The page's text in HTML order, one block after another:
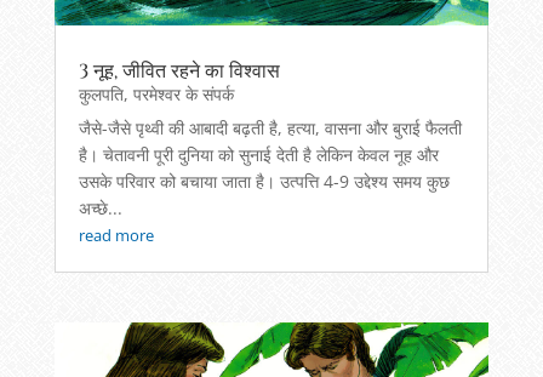
3 नूह, जीवित रहने का विश्वास
कुलपति, परमेश्वर के संपर्क
जैसे-जैसे पृथ्वी की आबादी बढ़ती है, हत्या, वासना और बुराई फैलती
है। चेतावनी पूरी दुनिया को सुनाई देती है लेकिन केवल नूह और
उसके परिवार को बचाया जाता है। उत्पत्ति 4-9 उद्देश्य समय कुछ
अच्छे...
read more